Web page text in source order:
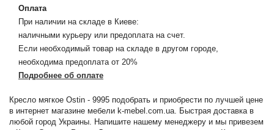
Оплата
При наличии на складе в Киеве:
наличными курьеру или предоплата на счет.
Если необходимый товар на складе в другом городе,
необходима предоплата от 20%
Подробнее об оплате
Кресло мягкое Ostin - 9995 подобрать и приобрести по лучшей цене
в интернет магазине мебели k-mebel.com.ua. Быстрая доставка в
любой город Украины. Напишите нашему менеджеру и мы привезем